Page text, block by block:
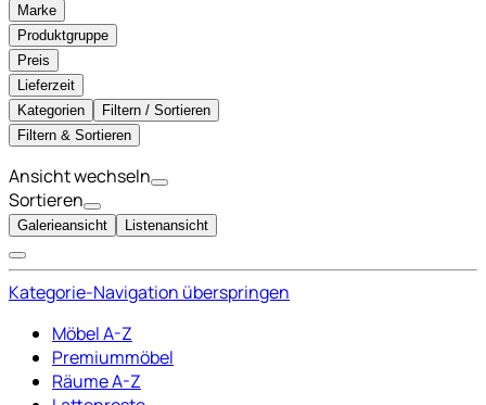
Marke
Produktgruppe
Preis
Lieferzeit
Kategorien
Filtern / Sortieren
Filtern & Sortieren
Ansicht wechseln
Sortieren
Galerieansicht Listenansicht
Kategorie-Navigation überspringen
Möbel A-Z
Premiummöbel
Räume A-Z